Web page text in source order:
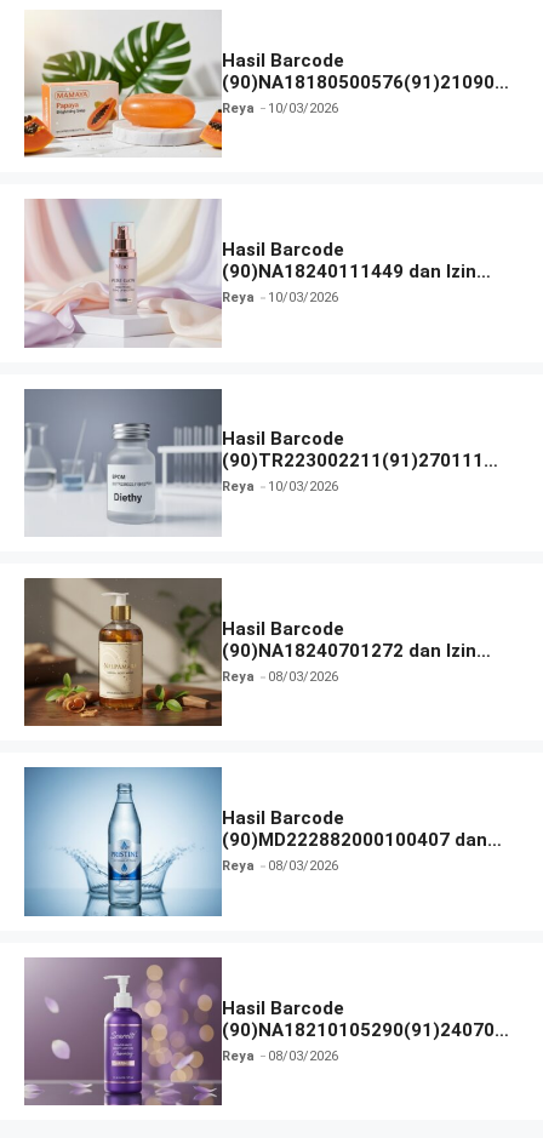
Hasil Barcode
(90)NA18180500576(91)210906
dan Izin BPOM
Reya 10/03/2026
Hasil Barcode
(90)NA18240111449 dan Izin
BPOM
Reya 10/03/2026
Hasil Barcode
(90)TR223002211(91)270111
dan Izin BPOM
Reya 10/03/2026
Hasil Barcode
(90)NA18240701272 dan Izin
BPOM
Reya 08/03/2026
Hasil Barcode
(90)MD222882000100407 dan
Izin BPOM
Reya 08/03/2026
Hasil Barcode
(90)NA18210105290(91)240703
dan Izin BPOM
Reya 08/03/2026